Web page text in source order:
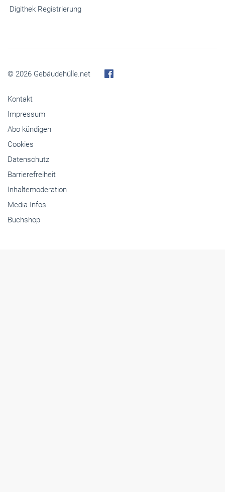
Digithek Registrierung
© 2026 Gebäudehülle.net
Kontakt
Impressum
Abo kündigen
Cookies
Datenschutz
Barrierefreiheit
Inhaltemoderation
Media-Infos
Buchshop